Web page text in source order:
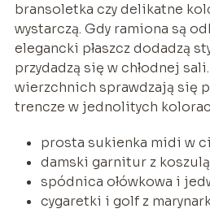
bransoletka czy delikatne
wystarczą. Gdy ramiona są
elegancki płaszcz dodadzą
przydadzą się w chłodnej
wierzchnich sprawdzają się
trencze w jednolitych
prosta sukienka midi w
damski garnitur z
spódnica ołówkowa i
cygaretki i golf z